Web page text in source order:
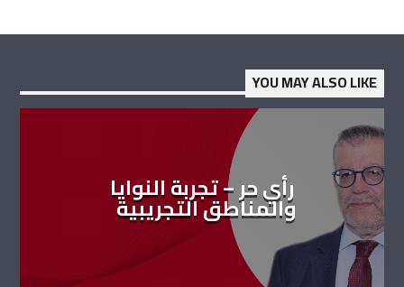
YOU MAY ALSO LIKE
رأي حر – تجربة النوايا
والمناطق التجريبية